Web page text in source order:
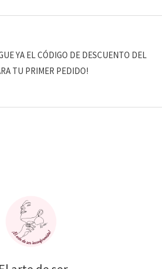
YA EL CÓDIGO DE DESCUENTO DEL
TU PRIMER PEDIDO!